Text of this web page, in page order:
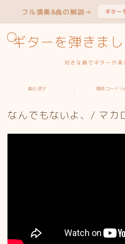
フル演奏&曲の解説→ ギター
ギターを弾きま
好きな曲でギターが楽
MENU
曲を探す 簡単コード
なんでもないよ、/ マカ